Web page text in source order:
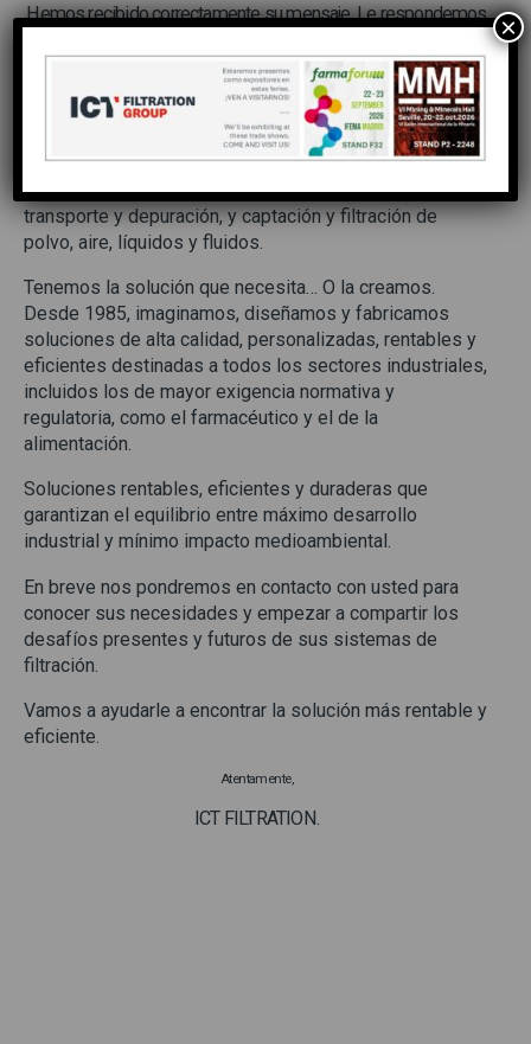
Hemos recibido correctamente su mensaje. Le respondemos
Es un placer conocerle a través del formulario en línea
de nuestro sitio web. Le agradezco su interés por
nuestras soluciones filtrantes para la industria: control
del riesgo de emisión, contaminación y pérdida de
producto durante los procesos de producción,
transporte y depuración, y captación y filtración de
polvo, aire, líquidos y fluidos.
Tenemos la solución que necesita… O la creamos.
Desde 1985, imaginamos, diseñamos y fabricamos
soluciones de alta calidad, personalizadas, rentables y
eficientes destinadas a todos los sectores industriales,
incluidos los de mayor exigencia normativa y
regulatoria, como el farmacéutico y el de la
alimentación.
Soluciones rentables, eficientes y duraderas que
garantizan el equilibrio entre máximo desarrollo
industrial y mínimo impacto medioambiental.
En breve nos pondremos en contacto con usted para
conocer sus necesidades y empezar a compartir los
desafíos presentes y futuros de sus sistemas de
filtración.
Vamos a ayudarle a encontrar la solución más rentable y
eficiente.
Atentamente,
ICT FILTRATION.
×